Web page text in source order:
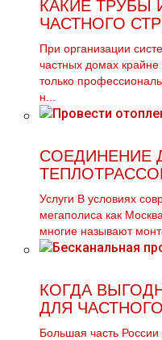
КАКИЕ ТРУБЫ
ЧАСТНОГО
При организации
частных дoмах
только
н...
СОЕДИНЕНИЕ
Услуги В условиях
мегаполиса как
многие называют
КОГДА
ДЛЯ
Большая часть